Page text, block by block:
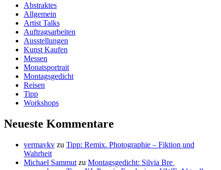
Abstraktes
Allgemein
Artist Talks
Auftragsarbeiten
Ausstellungen
Kunst Kaufen
Messen
Monatsportrait
Montagsgedicht
Reisen
Tipp
Workshops
Neueste Kommentare
vermavkv zu Tipp: Remix. Photographie – Fiktion und
Wahrheit
Michael Sammut zu Montagsgedicht: Silvia Bre